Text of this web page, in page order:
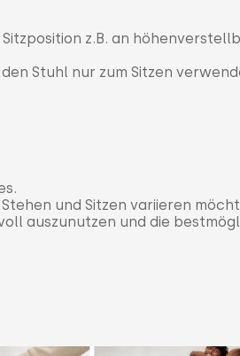
z.B. an
Stuhl nur zum Sitzen
und Sitzen variieren
auszunutzen und die